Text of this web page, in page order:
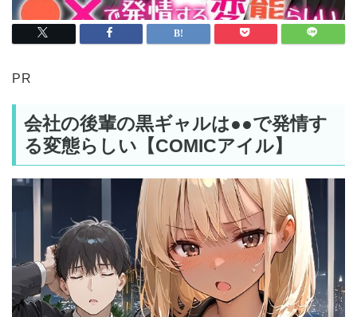
PR
会社の後輩の黒ギャルは●●で発情す
る変態らしい【COMICアイル】